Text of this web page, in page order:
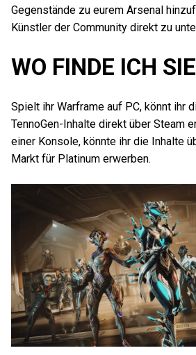
Gegenstände zu eurem Arsenal
Künstler der Community direkt zu
WO FINDE ICH
Spielt ihr Warframe auf PC, könnt ihr
TennoGen-Inhalte direkt über Steam
einer Konsole, könnte ihr die Inhalte
Markt für Platinum erwerben.